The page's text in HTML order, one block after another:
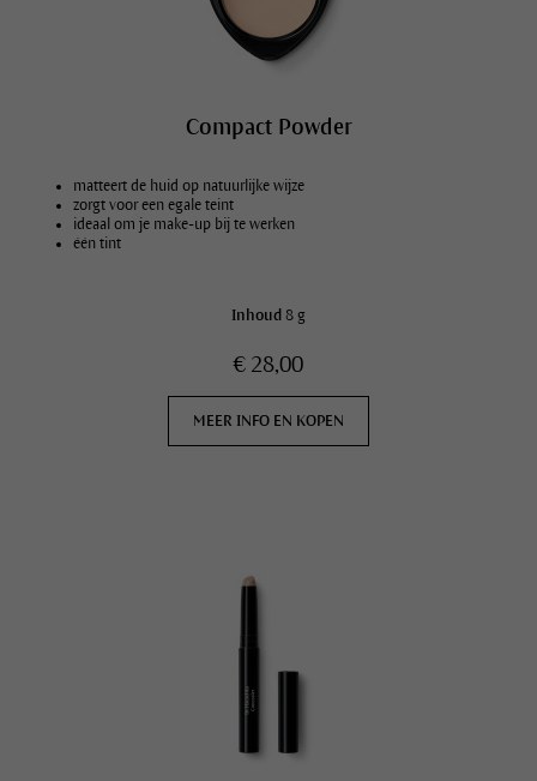
Compact Powder
matteert de huid op natuurlijke wijze
zorgt voor een egale teint
ideaal om je make-up bij te werken
één tint
Inhoud 8 g
€ 28,00
MEER INFO EN KOPEN